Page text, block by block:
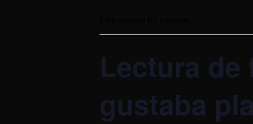
Lectura de
gustaba